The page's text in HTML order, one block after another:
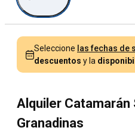
Seleccione las fechas de
descuentos y la
Alquiler Catamarán
Granadinas